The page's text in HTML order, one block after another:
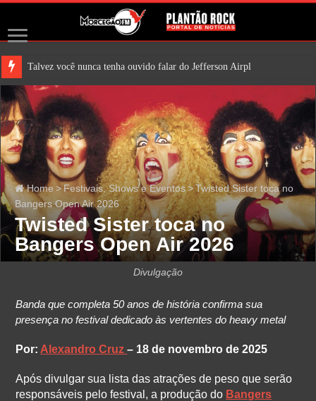
Talvez você nunca tenha ouvido falar do Jefferson Airplane. Mas é bem
Home > Festivais, Shows e Eventos>Twisted Sister toca no
Bangers Open Air 2026
Twisted Sister toca no
Bangers Open Air 2026
Divulgação
Banda que completa 50 anos de história confirma sua
presença no festival dedicado às vertentes do heavy metal
Por: Alexandro Cruz– 18 de novembro de 2025
Após divulgar sua lista das atrações de peso que serão
responsáveis pelo festival, a produção do Bangers